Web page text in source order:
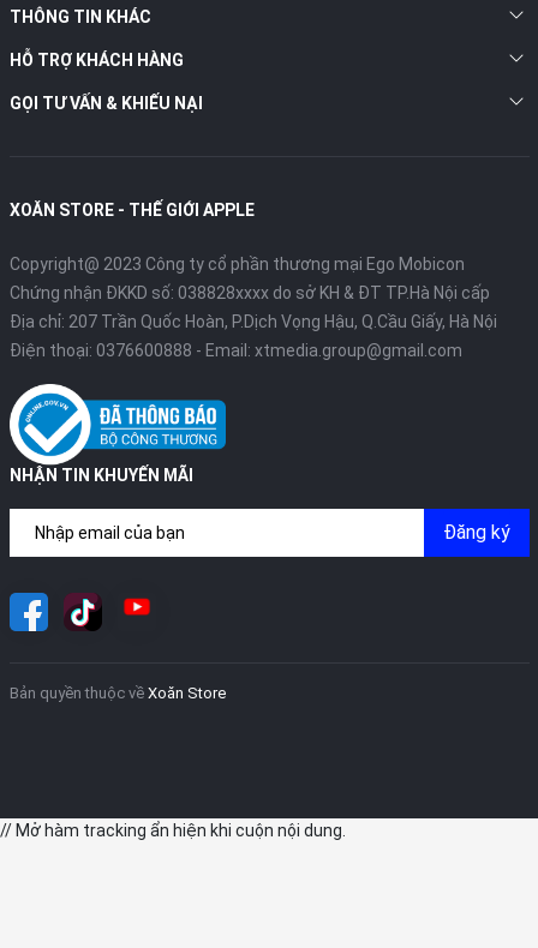
THÔNG TIN KHÁC
HỖ TRỢ KHÁCH HÀNG
GỌI TƯ VẤN & KHIẾU NẠI
XOĂN STORE - THẾ GIỚI APPLE
Copyright@ 2023 Công ty cổ phần thương mại Ego Mobicon
Chứng nhận ĐKKD số: 038828xxxx do sở KH & ĐT TP.Hà Nội cấp
Địa chỉ: 207 Trần Quốc Hoàn, P.Dịch Vọng Hậu, Q.Cầu Giấy, Hà Nội
Điện thoại: 0376600888 - Email: xtmedia.group@gmail.com
NHẬN TIN KHUYẾN MÃI
Đăng ký
Bản quyền thuộc về Xoăn Store
// Mở hàm tracking ẩn hiện khi cuộn nội dung.